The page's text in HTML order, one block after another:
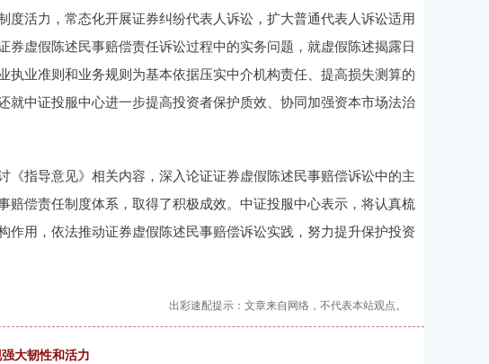
活力，常态化开展证券纠纷代表人诉讼，扩大普通代表人诉讼适用
虚假陈述民事赔偿责任诉讼过程中的实务问题，就虚假陈述揭露日
业准则和业务规则为基本依据压实中介机构责任、提高损失测算的
中证投服中心进一步提高投资者保护质效、协同加强资本市场法治
指导意见》相关内容，深入论证证券虚假陈述民事赔偿诉讼中的主
偿责任制度体系，取得了积极成效。中证投服中心表示，将认真梳
用，依法推动证券虚假陈述民事赔偿诉讼实践，努力提升保护投资
出彩速配提示：文章来自网络，不代表本站观点。
大韧性和活力